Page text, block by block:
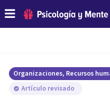
Organizaciones, Recursos
Artículo revisado